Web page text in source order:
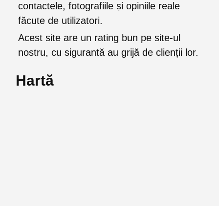
contactele, fotografiile și opiniile reale
făcute de utilizatori.
Acest site are un rating bun pe site-ul
nostru, cu sigurantă au grijă de clienții lor.
Hartă